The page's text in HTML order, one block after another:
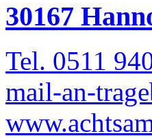
30167
Tel. 0511
mail-an-